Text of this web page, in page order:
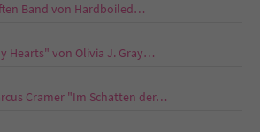
Band von Hardboiled…
Hearts" von Olivia J. Gray…
Cramer "Im Schatten der…